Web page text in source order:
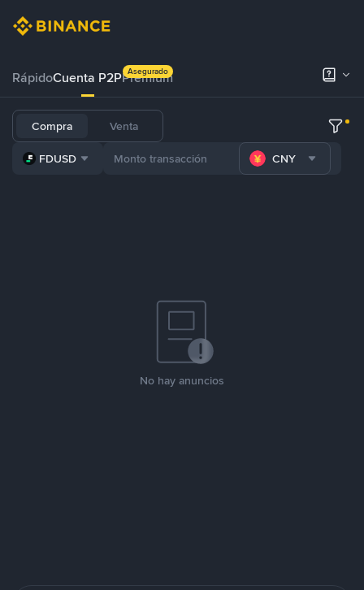
RápidoCuenta P2PPrémium
Asegurado
Compra Venta
FDUSD CNY
No hay anuncios